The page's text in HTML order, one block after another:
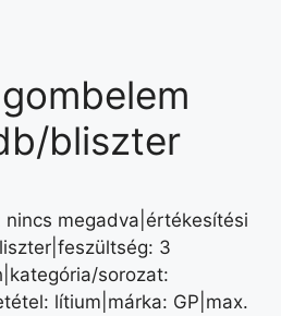
bliszter
nincs megadva|értékesítési
3
sorozat:
lítium|márka: GP|max.